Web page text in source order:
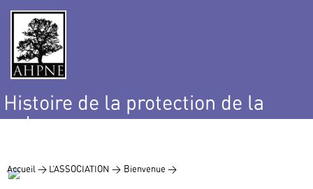
Histoire de la protection de la
nature
Accueil > L’ASSOCIATION > Bienvenue >